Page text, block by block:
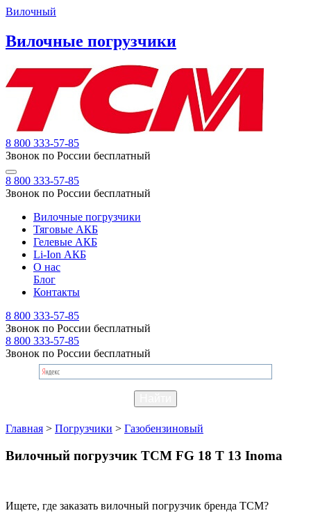
Вилочный
Вилочные погрузчики
8 800 333-57-85
Звонок по России бесплатный
8 800 333-57-85
Звонок по России бесплатный
Вилочные погрузчики
Тяговые АКБ
Гелевые АКБ
Li-Ion АКБ
О нас
Блог
Контакты
8 800 333-57-85
Звонок по России бесплатный
8 800 333-57-85
Звонок по России бесплатный
Главная > Погрузчики > Газобензиновый
Вилочный погрузчик TCM FG 18 T 13 Inoma
Ищете, где заказать вилочный погрузчик бренда TCM?